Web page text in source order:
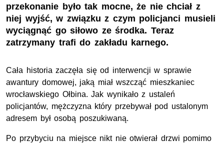
przekonanie było tak mocne, że nie chciał z
niej wyjść, w związku z czym policjanci musieli
wyciągnąć go siłowo ze środka. Teraz
zatrzymany trafi do zakładu karnego.
Cała historia zaczęła się od interwencji w sprawie
awantury domowej, jaką miał wszcząć mieszkaniec
wrocławskiego Ołbina. Jak wynikało z ustaleń
policjantów, mężczyzna który przebywał pod ustalonym
adresem był osobą poszukiwaną.
Po przybyciu na miejsce nikt nie otwierał drzwi pomimo